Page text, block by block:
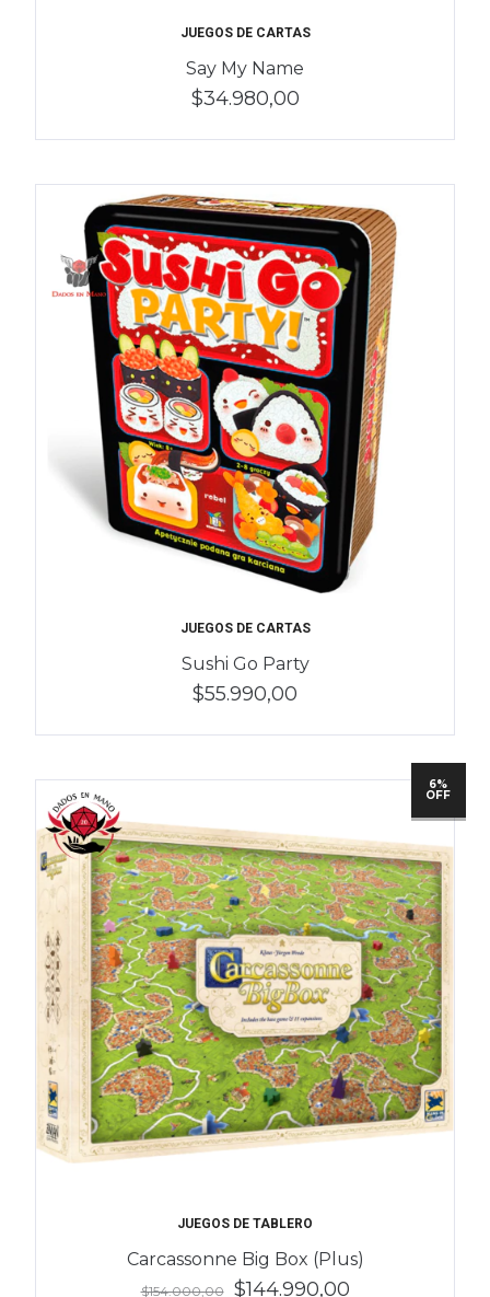
JUEGOS DE CARTAS
Say My Name
$34.980,00
JUEGOS DE CARTAS
Sushi Go Party
$55.990,00
6%
OFF
JUEGOS DE TABLERO
Carcassonne Big Box (Plus)
$154.000,00 $144.990,00